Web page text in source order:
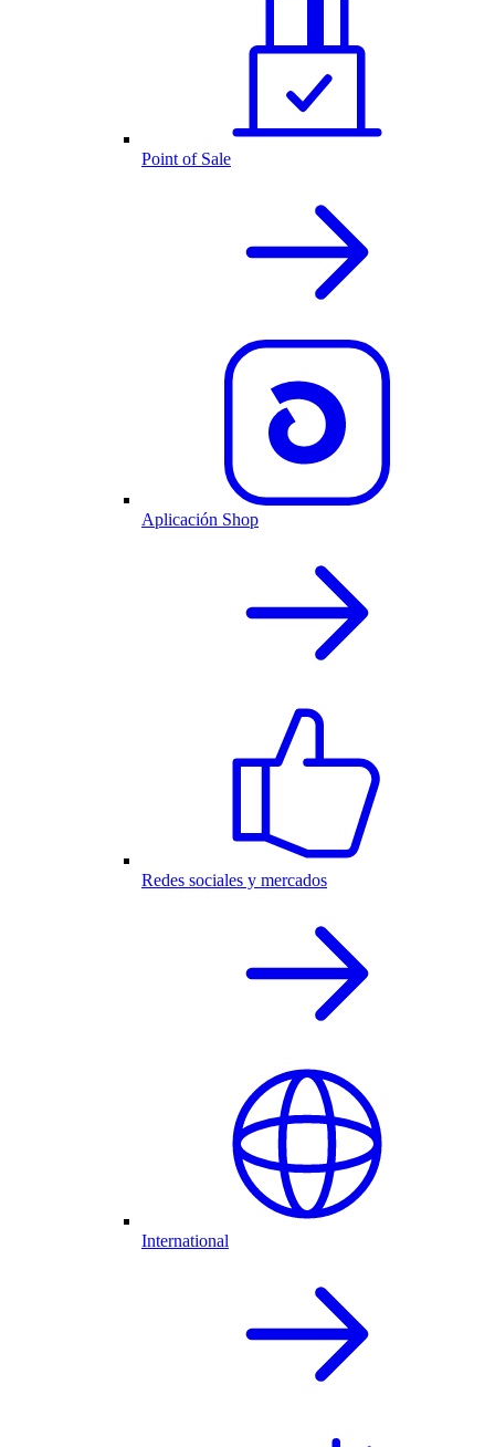
Point of Sale
Aplicación Shop
Redes sociales y mercados
International